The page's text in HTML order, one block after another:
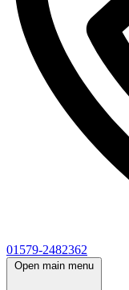
01579-2482362
Open main menu